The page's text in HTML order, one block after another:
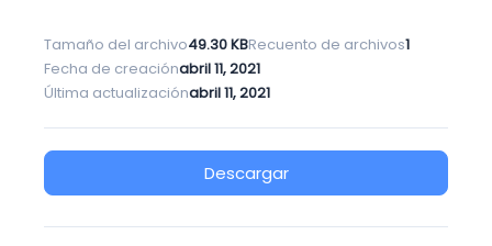
Tamaño del archivo49.30 KBRecuento de archivos1
Fecha de creaciónabril 11, 2021
Última actualizaciónabril 11, 2021
Descargar